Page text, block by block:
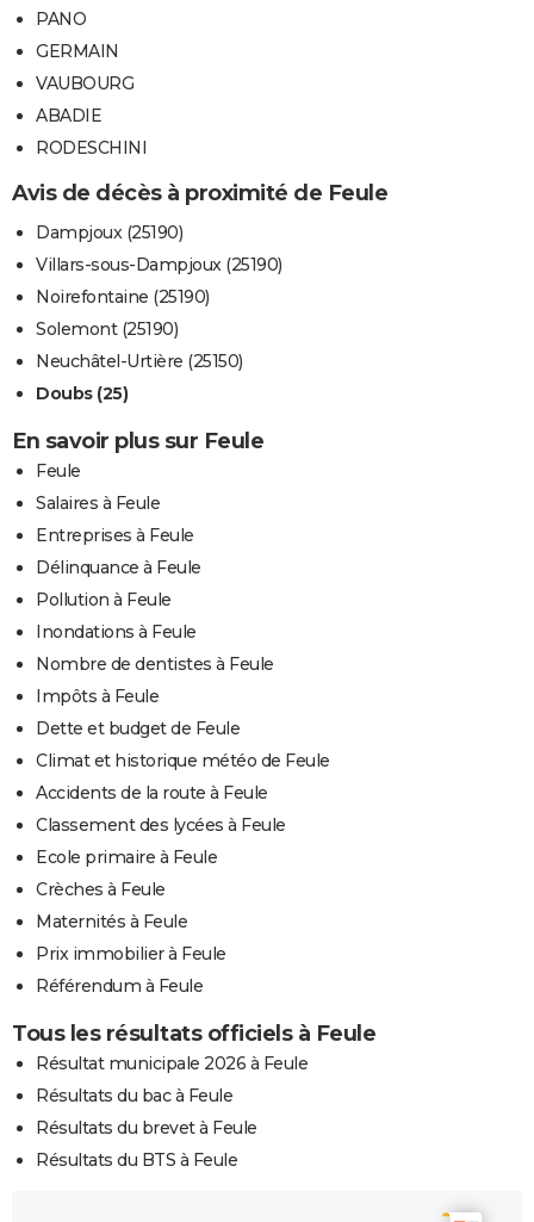
PANO
GERMAIN
VAUBOURG
ABADIE
RODESCHINI
Avis de décès à proximité de Feule
Dampjoux (25190)
Villars-sous-Dampjoux (25190)
Noirefontaine (25190)
Solemont (25190)
Neuchâtel-Urtière (25150)
Doubs (25)
En savoir plus sur Feule
Feule
Salaires à Feule
Entreprises à Feule
Délinquance à Feule
Pollution à Feule
Inondations à Feule
Nombre de dentistes à Feule
Impôts à Feule
Dette et budget de Feule
Climat et historique météo de Feule
Accidents de la route à Feule
Classement des lycées à Feule
Ecole primaire à Feule
Crèches à Feule
Maternités à Feule
Prix immobilier à Feule
Référendum à Feule
Tous les résultats officiels à Feule
Résultat municipale 2026 à Feule
Résultats du bac à Feule
Résultats du brevet à Feule
Résultats du BTS à Feule